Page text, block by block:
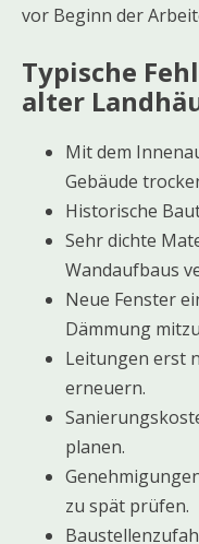
vor Beginn der
Typische
alter
Mit dem
Gebäude
Historische
Sehr dichte
Wandaufbaus
Neue Fenster
Dämmung
Leitungen erst
erneuern.
planen.
zu spät prüfen.